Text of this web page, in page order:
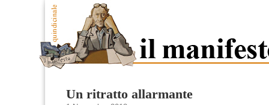
Un ritratto allarmante